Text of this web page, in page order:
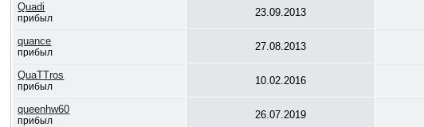
Quadi
прибыл 23.09.2013
quance
прибыл 27.08.2013
QuaTTros
прибыл 10.02.2016
queenhw60
прибыл 26.07.2019